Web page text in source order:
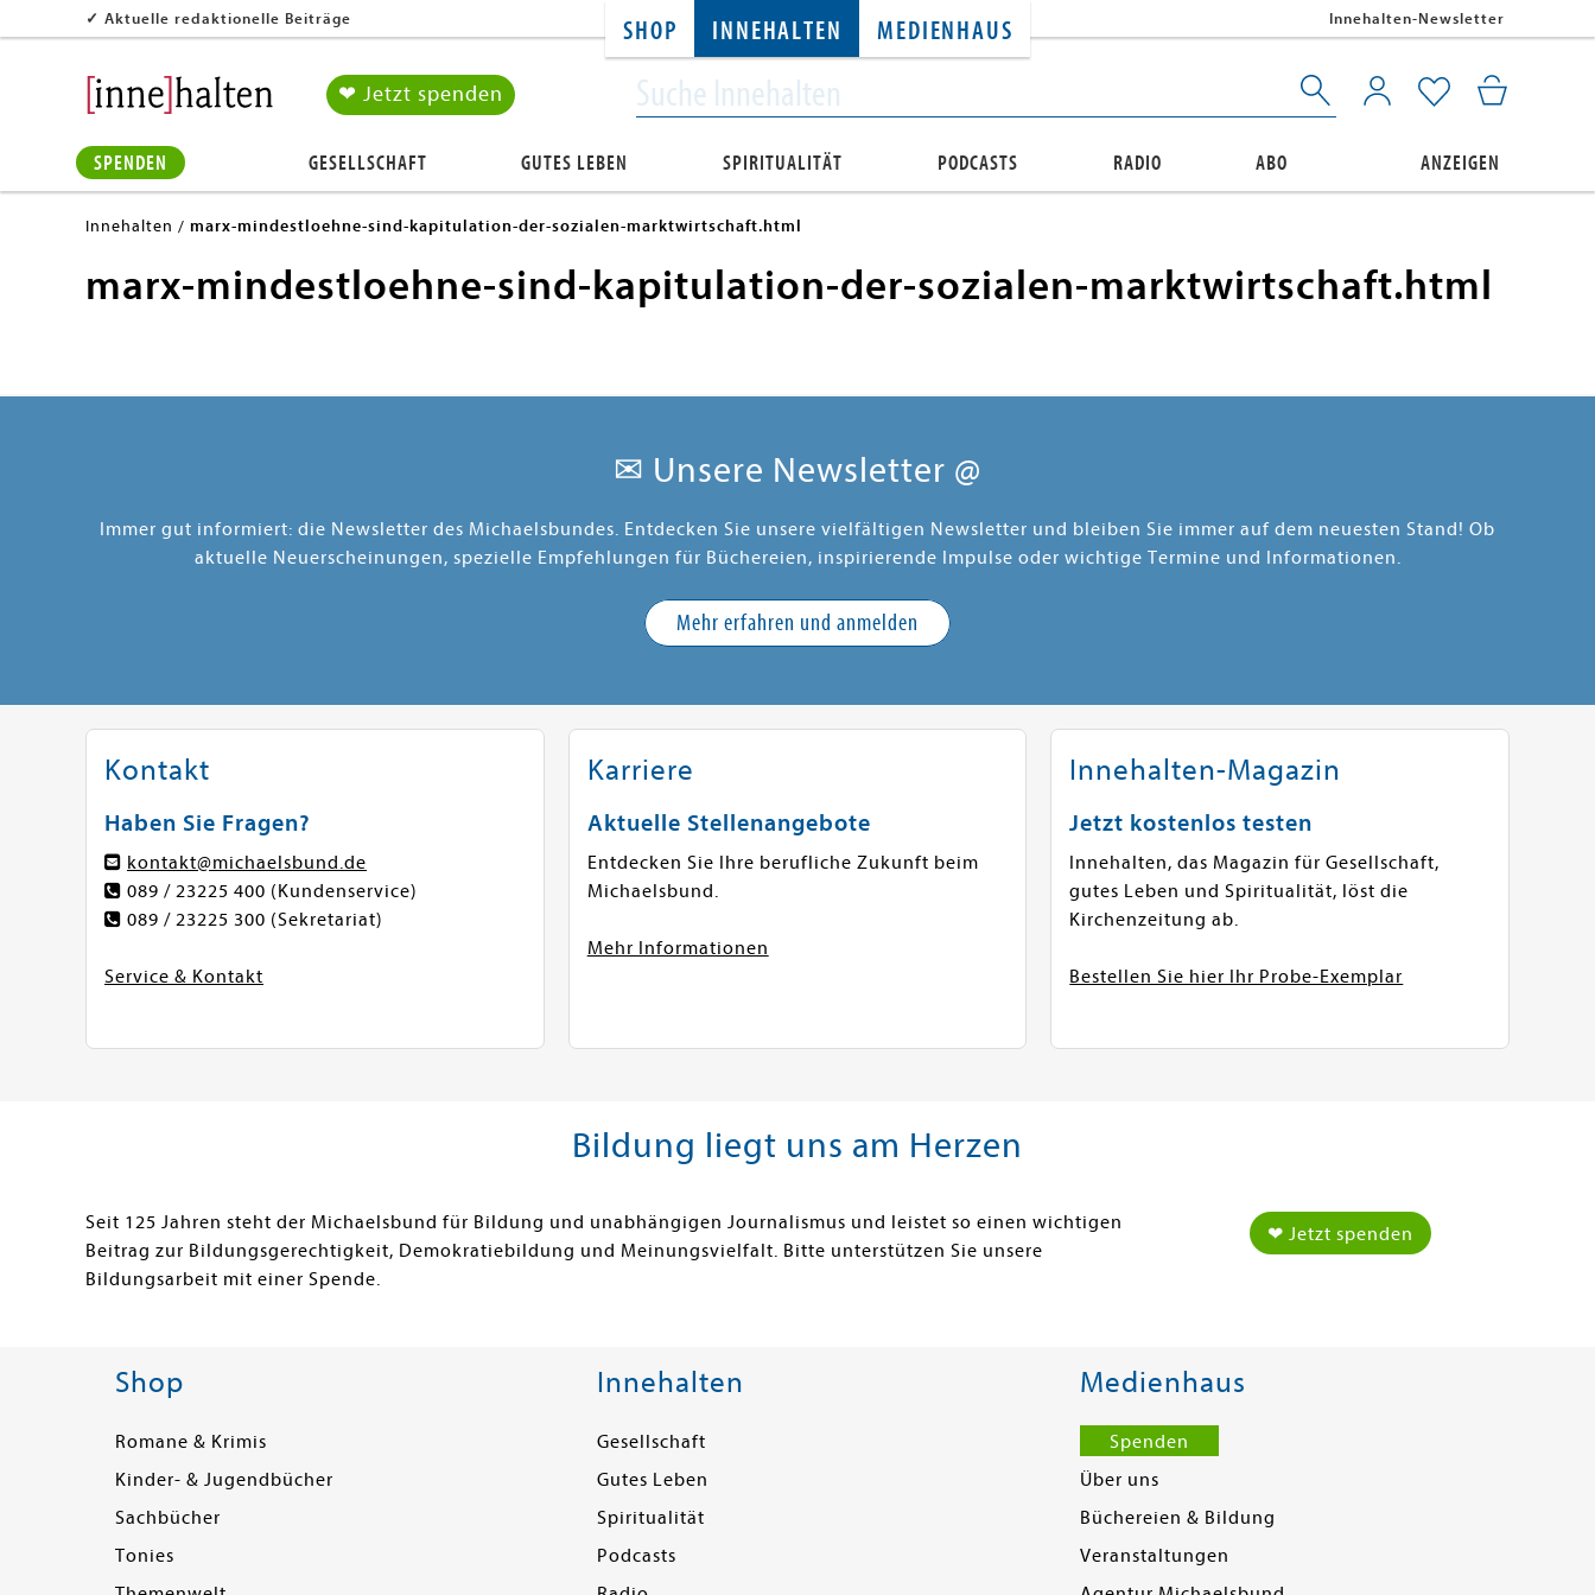
SHOP INNEHALTEN MEDIENHAUS
✓ Aktuelle redaktionelle Beiträge Innehalten-Newsletter
❤ Jetzt spenden
SPENDEN GESELLSCHAFT GUTES LEBEN SPIRITUALITÄT PODCASTS RADIO ABO ANZEIGEN
Innehalten marx-mindestloehne-sind-kapitulation-der-sozialen-marktwirtschaft.html
marx-mindestloehne-sind-kapitulation-der-sozialen-marktwirtschaft.html
✉ Unsere Newsletter @
Immer gut informiert: die Newsletter des Michaelsbundes. Entdecken Sie unsere vielfältigen Newsletter und bleiben Sie immer auf dem neuesten Stand! Ob
aktuelle Neuerscheinungen, spezielle Empfehlungen für Büchereien, inspirierende Impulse oder wichtige Termine und Informationen.
Mehr erfahren und anmelden
Kontakt
Haben Sie Fragen?
kontakt@michaelsbund.de
089 / 23225 400 (Kundenservice)
089 / 23225 300 (Sekretariat)
Service & Kontakt
Karriere
Aktuelle Stellenangebote
Entdecken Sie Ihre berufliche Zukunft beim
Michaelsbund.
Mehr Informationen
Innehalten-Magazin
Jetzt kostenlos testen
Innehalten, das Magazin für Gesellschaft,
gutes Leben und Spiritualität, löst die
Kirchenzeitung ab.
Bestellen Sie hier Ihr Probe-Exemplar
Bildung liegt uns am Herzen
Seit 125 Jahren steht der Michaelsbund für Bildung und unabhängigen Journalismus und leistet so einen wichtigen
Beitrag zur Bildungsgerechtigkeit, Demokratiebildung und Meinungsvielfalt. Bitte unterstützen Sie unsere
Bildungsarbeit mit einer Spende.
❤ Jetzt spenden
Shop
Romane & Krimis
Kinder- & Jugendbücher
Sachbücher
Tonies
Innehalten
Gesellschaft
Gutes Leben
Spiritualität
Podcasts
Medienhaus
Spenden
Über uns
Büchereien & Bildung
Veranstaltungen